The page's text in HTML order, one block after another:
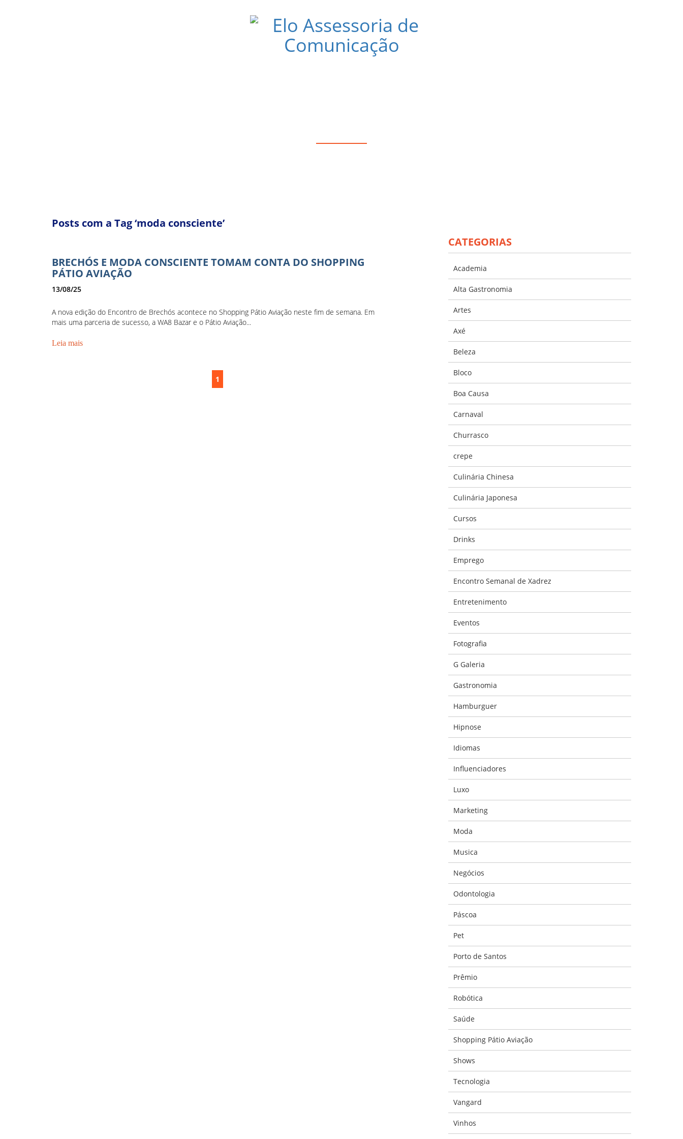
Posts com a Tag ‘moda consciente’
BRECHÓS E MODA CONSCIENTE TOMAM CONTA DO SHOPPING
PÁTIO AVIAÇÃO
13/08/25
A nova edição do Encontro de Brechós acontece no Shopping Pátio Aviação neste fim de semana. Em
mais uma parceria de sucesso, a WA8 Bazar e o Pátio Aviação...
Leia mais
1
CATEGORIAS
Academia
Alta Gastronomia
Artes
Axé
Beleza
Bloco
Boa Causa
Carnaval
Churrasco
crepe
Culinária Chinesa
Culinária Japonesa
Cursos
Drinks
Emprego
Encontro Semanal de Xadrez
Entretenimento
Eventos
Fotografia
G Galeria
Gastronomia
Hamburguer
Hipnose
Idiomas
Influenciadores
Luxo
Marketing
Moda
Musica
Negócios
Odontologia
Páscoa
Pet
Porto de Santos
Prêmio
Robótica
Saúde
Shopping Pátio Aviação
Shows
Tecnologia
Vangard
Vinhos